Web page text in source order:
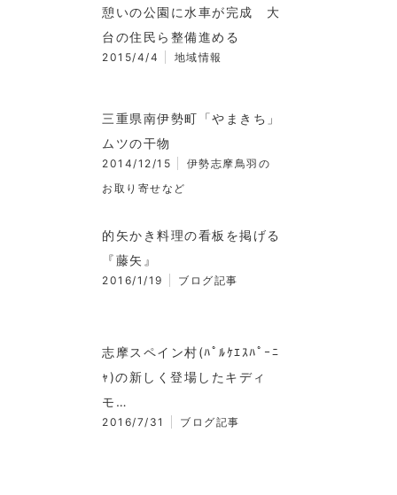
憩いの公園に水車が完成 大
台の住民ら整備進める
2015/4/4 地域情報
三重県南伊勢町「やまきち」
ムツの干物
2014/12/15
伊勢志摩鳥羽の
お取り寄せなど
的矢かき料理の看板を掲げる
『藤矢』
2016/1/19 ブログ記事
志摩スペイン村(ﾊﾟﾙｹｴｽﾊﾟｰﾆ
ｬ)の新しく登場したキディ
モ…
2016/7/31 ブログ記事